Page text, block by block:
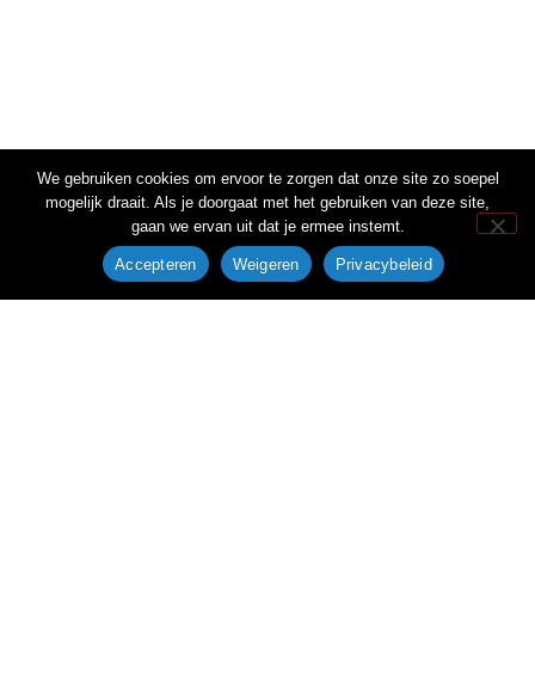
We gebruiken cookies om ervoor te zorgen dat onze site zo soepel
mogelijk draait. Als je doorgaat met het gebruiken van deze site,
gaan we ervan uit dat je ermee instemt.
Accepteren Weigeren Privacybeleid